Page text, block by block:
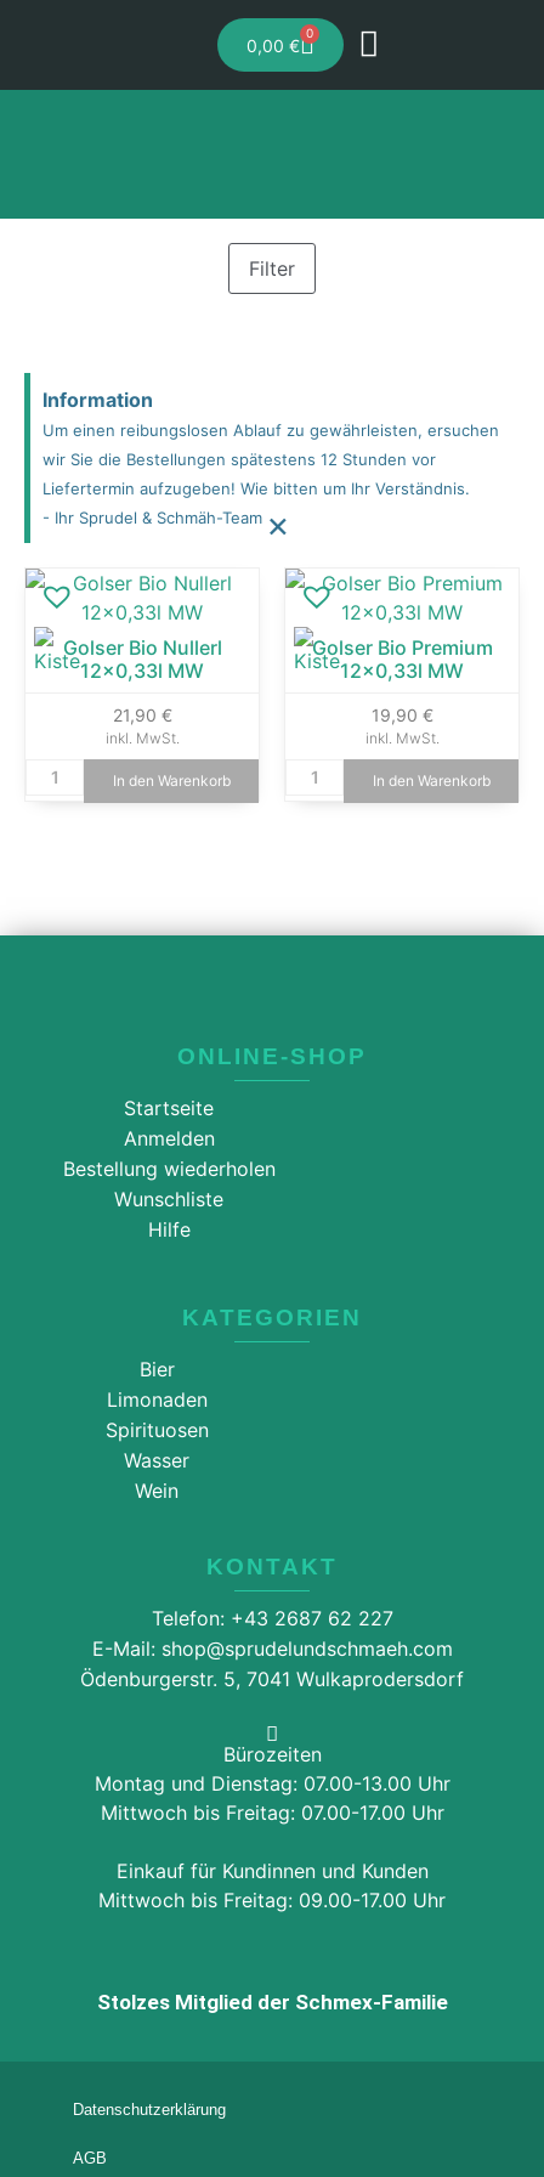
0,00€
0
Filter
Information
Um einen reibungslosen Ablauf zu gewährleisten, ersuchen
wir Sie die Bestellungen spätestens 12 Stunden vor
Liefertermin aufzugeben! Wie bitten um Ihr Verständnis.
- Ihr Sprudel & Schmäh-Team ×
Golser Bio Nullerl
12×0,33l MW
21,90 €
inkl. MwSt.
In den Warenkorb
Golser Bio Premium
12×0,33l MW
19,90 €
inkl. MwSt.
In den Warenkorb
ONLINE-SHOP
Startseite
Anmelden
Bestellung wiederholen
Wunschliste
Hilfe
KATEGORIEN
Bier
Limonaden
Spirituosen
Wasser
Wein
KONTAKT
Telefon: +43 2687 62 227
E-Mail: shop@sprudelundschmaeh.com
Ödenburgerstr. 5, 7041 Wulkaprodersdorf
Bürozeiten
Montag und Dienstag: 07.00-13.00 Uhr
Mittwoch bis Freitag: 07.00-17.00 Uhr
Einkauf für Kundinnen und Kunden
Mittwoch bis Freitag: 09.00-17.00 Uhr
Stolzes Mitglied der Schmex-Familie
Datenschutzerklärung
AGB